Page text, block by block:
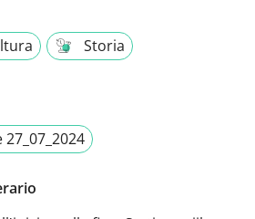
Storia